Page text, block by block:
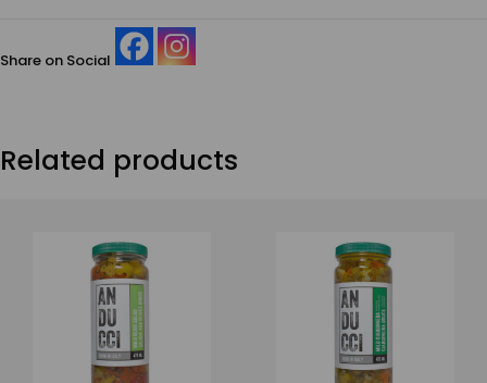
Share on Social
Related products